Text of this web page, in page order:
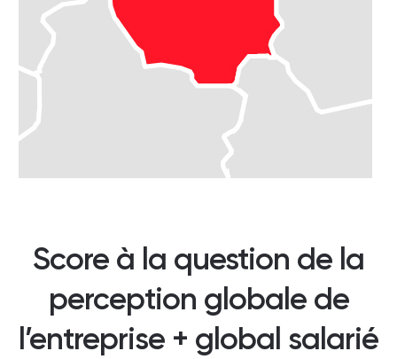
Score à la question de la
perception globale de
l’entreprise + global salarié